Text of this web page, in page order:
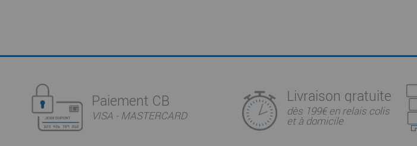
Paiement CB
VISA - MASTERCARD
Livraison gratuite
dès 199€ en relais colis
et à domicile